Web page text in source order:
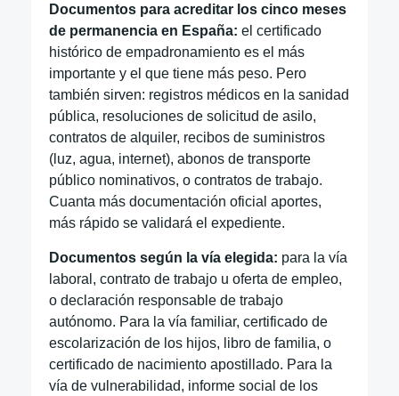
Documentos para acreditar los cinco meses
de permanencia en España: el certificado
histórico de empadronamiento es el más
importante y el que tiene más peso. Pero
también sirven: registros médicos en la sanidad
pública, resoluciones de solicitud de asilo,
contratos de alquiler, recibos de suministros
(luz, agua, internet), abonos de transporte
público nominativos, o contratos de trabajo.
Cuanta más documentación oficial aportes,
más rápido se validará el expediente.
Documentos según la vía elegida: para la vía
laboral, contrato de trabajo u oferta de empleo,
o declaración responsable de trabajo
autónomo. Para la vía familiar, certificado de
escolarización de los hijos, libro de familia, o
certificado de nacimiento apostillado. Para la
vía de vulnerabilidad, informe social de los